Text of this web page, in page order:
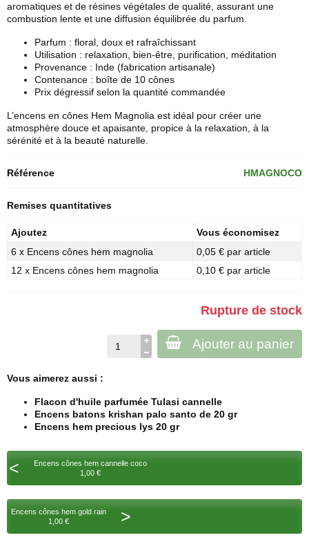
aromatiques et de résines végétales de qualité, assurant une
combustion lente et une diffusion équilibrée du parfum.
Parfum : floral, doux et rafraîchissant
Utilisation : relaxation, bien-être, purification, méditation
Provenance : Inde (fabrication artisanale)
Contenance : boîte de 10 cônes
Prix dégressif selon la quantité commandée
L’encens en cônes Hem Magnolia est idéal pour créer une
atmosphère douce et apaisante, propice à la relaxation, à la
sérénité et à la beauté naturelle.
Référence HMAGNOCO
Remises quantitatives
Ajoutez
Vous économisez
6 x Encens cônes hem magnolia
0,05 € par article
12 x Encens cônes hem magnolia
0,10 € par article
Rupture de stock
Ajouter au panier
Vous aimerez aussi :
Flacon d'huile parfumée Tulasi cannelle
Encens batons krishan palo santo de 20 gr
Encens hem precious lys 20 gr
<
Encens cônes hem cannelle coco
1,00 €
Encens cônes hem gold rain
1,00 €
>